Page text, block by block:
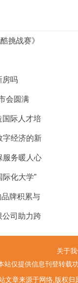
挑战赛》
房吗
会圆满
国际人才培
字经济的新
服务暖人心
化大学”
牌积累与
司助力跨
关于
站仅提供信息刊登转载
文章来源于网络,版权